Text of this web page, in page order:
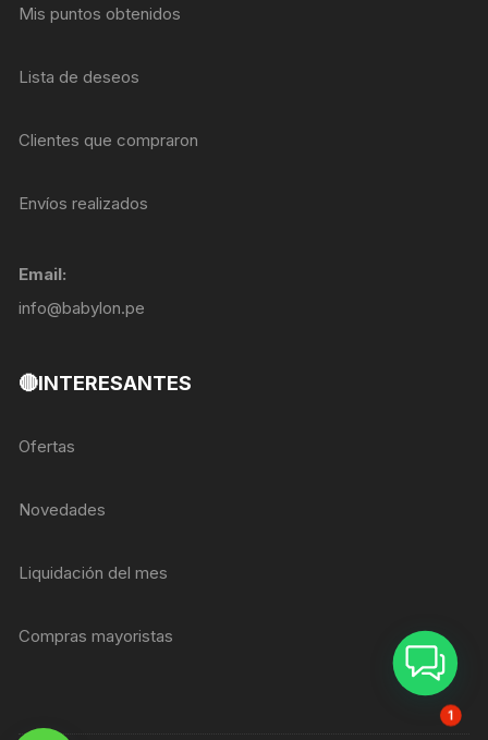
Mis puntos obtenidos
Lista de deseos
Clientes que compraron
Envíos realizados
Email:
info@babylon.pe
🔴INTERESANTES
Ofertas
Novedades
Liquidación del mes
Compras mayoristas
1